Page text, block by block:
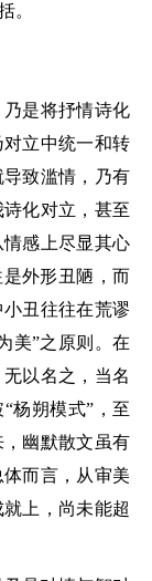
。
是将抒情诗化
立中统一和转
致滥情，乃有
化对立，甚至
感上尽显其心
外形丑陋，而
丑往往在荒谬
美”之原则。在
以名之，当名
杨朔模式”，至
幽默散文虽有
而言，从审美
上，尚未能超